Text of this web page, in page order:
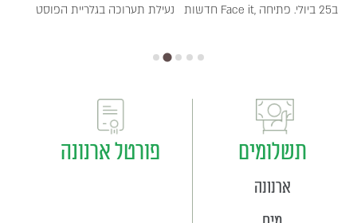
חדשות נעילת תערוכה בגלריית הפוסט Face it, ב25 ביולי. פתיחה
תשלומים
ארנונה
פורטל ארנונה